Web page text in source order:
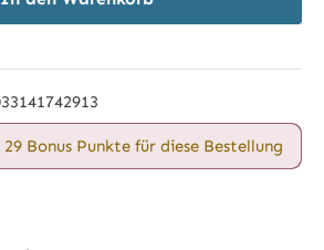
Bonus Punkte für diese Bestellung